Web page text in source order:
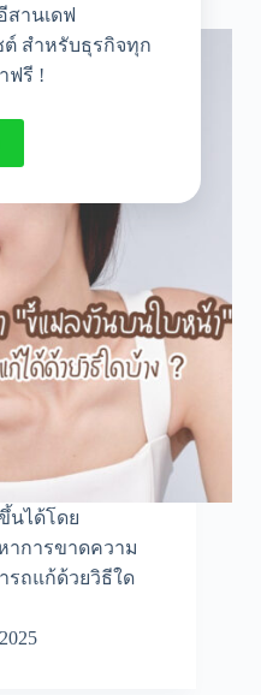
สานเดฟ
ต์ สำหรับธุรกิจทุก
ฟรี !
นได้โดย
าการขาดความ
รถแก้ด้วยวิธีใด